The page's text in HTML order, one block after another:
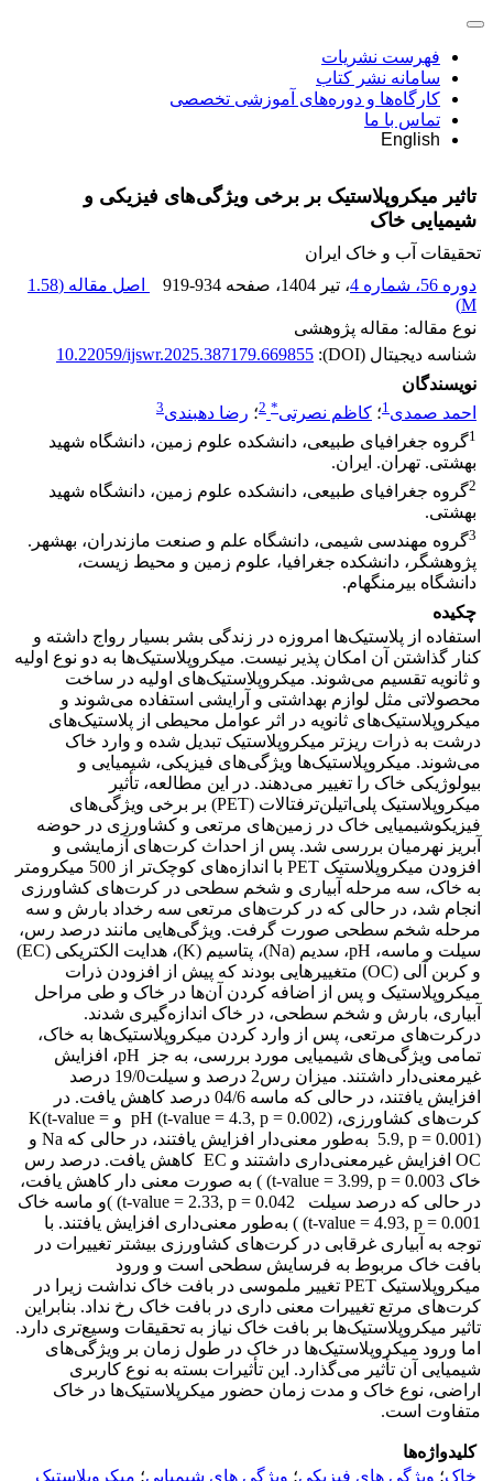
فهرست نشریات
سامانه نشر کتاب
کارگاه‌ها و دوره‌های آموزشی تخصصی
تماس با ما
English
تاثیر میکروپلاستیک‌ بر برخی ویژگی‌های فیزیکی و
شیمیایی خاک
تحقیقات آب و خاک ایران
دوره 56، شماره 4
، تیر 1404 ، صفحه 919-934 اصل مقاله (1.58
M
)
نوع مقاله: مقاله پژوهشی
شناسه دیجیتال (DOI):
10.22059/ijswr.2025.387179.669855
نویسندگان
احمد صمدی1؛ کاظم نصرتی*
2؛ رضا دهبندی3
1گروه جغرافیای طبیعی، دانشکده علوم زمین، دانشگاه شهید
بهشتی. تهران. ایران.
2گروه جغرافیای طبیعی، دانشکده علوم زمین، دانشگاه شهید
بهشتی.
3گروه مهندسی شیمی، دانشگاه علم و صنعت مازندران، بهشهر.
پژوهشگر، دانشکده جغرافیا، علوم زمین و محیط زیست،
دانشگاه بیرمنگهام.
چکیده
استفاده از پلاستیک‌ها امروزه در زندگی بشر بسیار رواج داشته و
کنار گذاشتن آن امکان پذیر نیست. میکروپلاستیک‌ها به دو نوع اولیه
و ثانویه تقسیم می‌شوند. میکروپلاستیک‌های اولیه در ساخت
محصولاتی مثل لوازم بهداشتی و آرایشی استفاده می‌شوند و
میکروپلاستیک‌های ثانویه در اثر عوامل محیطی از پلاستیک‌های
درشت به ذرات ریزتر میکروپلاستیک تبدیل شده و وارد خاک
می‌شوند. میکروپلاستیک‌ها ویژگی‌های فیزیکی، شیمیایی و
بیولوژیکی خاک را تغییر می‌دهند. در این مطالعه، تأثیر
میکروپلاستیک‌ پلی‌اتیلن‌ترفتالات (PET) بر برخی ویژگی‌های
فیزیکوشیمیایی خاک در زمین‌های مرتعی و کشاورزی در حوضه
آبریز نهرمیان بررسی شد. پس از احداث کرت‌های آزمایشی و
افزودن میکروپلاستیک PET با اندازه‌های کوچک‌تر از 500 میکرومتر
به خاک، سه مرحله آبیاری و شخم سطحی در کرت‌های کشاورزی
انجام شد، در حالی که در کرت‌های مرتعی سه رخداد بارش و سه
مرحله شخم سطحی صورت گرفت. ویژگی‌هایی مانند درصد رس،
سیلت و ماسه، pH، سدیم (Na)، پتاسیم (K)، هدایت الکتریکی (EC)
و کربن آلی (OC) متغییرهایی بودند که پیش از افزودن ذرات
میکروپلاستیک‌ و پس از اضافه کردن آن‌ها در خاک و طی مراحل
آبیاری، بارش و شخم سطحی، در خاک اندازه‌گیری شدند.
درکرت‌های مرتعی، پس از وارد کردن میکروپلاستیک‌ها به خاک،
تمامی ویژگی‌های شیمیایی مورد بررسی، به جز pH، افزایش
غیرمعنی‌دار داشتند. میزان رس2 درصد و سیلت19/0 درصد
افزایش یافتند، در حالی که ماسه 04/6 درصد کاهش یافت. در
کرت‌های کشاورزی، pH (t-value = 4.3, p = 0.002) و K(t-value =
5.9, p = 0.001) به‌طور معنی‌دار افزایش یافتند، در حالی که Na و
OC افزایش غیرمعنی‌داری داشتند و EC کاهش یافت. درصد رس
خاک t-value = 3.99, p = 0.003) ) به صورت معنی دار کاهش یافت،
در حالی که درصد سیلت t-value = 2.33, p = 0.042) )و ماسه خاک
t-value = 4.93, p = 0.001) ) به‌طور معنی‌داری افزایش یافتند. با
توجه به آبیاری غرقابی در کرت‌های کشاورزی بیشتر تغییرات در
بافت خاک مربوط به فرسایش سطحی است و ورود
میکروپلاستیک PET تغییر ملموسی در بافت خاک نداشت زیرا در
کرت‌های مرتع تغییرات معنی داری در بافت خاک رخ نداد. بنابراین
تاثیر میکروپلاستیک‌ها بر بافت خاک نیاز به تحقیقات وسیع‌تری دارد.
اما ورود میکروپلاستیک‌ها در خاک در طول زمان بر ویژگی‌های
شیمیایی آن تأثیر می‌گذارد. این تأثیرات بسته به نوع کاربری
اراضی، نوع خاک و مدت زمان حضور میکرپلاستیک‌ها در خاک
متفاوت است.
کلیدواژه‌ها
خاک؛ ویژگی های فیزیکی؛ ویژگی های شیمیایی؛ میکروپلاستیک